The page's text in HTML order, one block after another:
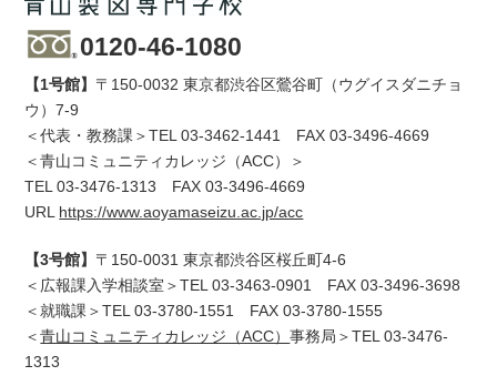
0120-46-1080
【1号館】 〒150-0032 東京都渋谷区鶯谷町（ウグイスダニチョ
ウ）7-9
＜代表・教務課＞TEL03-3462-1441
FAX 03-3496-4669
＜青山コミュニティカレッジ（ACC）＞
TEL03-3476-1313 FAX 03-3496-4669
URL https://www.aoyamaseizu.ac.jp/acc
【3号館】 〒150-0031 東京都渋谷区桜丘町4-6
＜広報課入学相談室＞TEL03-3463-0901
FAX 03-3496-3698
＜就職課＞TEL03-3780-1551
FAX 03-3780-1555
＜青山コミュニティカレッジ（ACC）事務局＞TEL03-3476-
1313